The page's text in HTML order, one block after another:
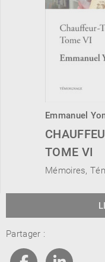
Emmanuel
TOME VI
Mémoires,
Partager :